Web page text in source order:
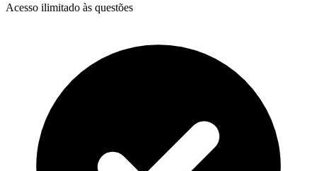
Acesso ilimitado às questões